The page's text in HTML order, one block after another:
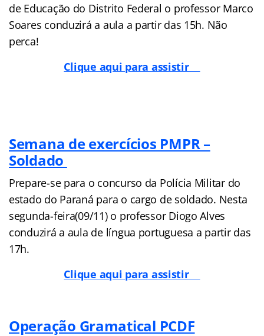
de Educação do Distrito Federal o professor Marco
Soares conduzirá a aula a partir das 15h. Não
perca!
Clique aqui para assistir
Semana de exercícios PMPR –
Soldado
Prepare-se para o concurso da Polícia Militar do
estado do Paraná para o cargo de soldado. Nesta
segunda-feira(09/11) o professor Diogo Alves
conduzirá a aula de língua portuguesa a partir das
17h.
Clique aqui para assistir
Operação Gramatical PCDF